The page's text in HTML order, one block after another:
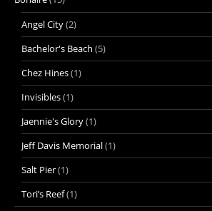
Angel City(2)
Bachelor's Beach (5)
Chez Hines(1)
Invisibles(1)
Jaennie's Glory(1)
Jeff Davis Memorial(1)
Salt Pier(1)
Tori’s Reef(1)